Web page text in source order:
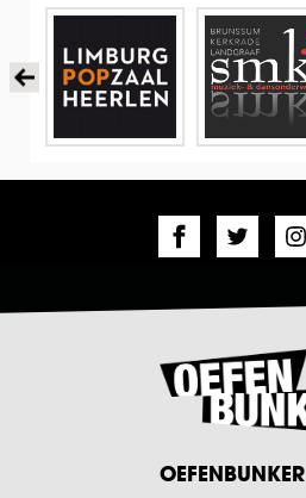
OEFENBUNKER